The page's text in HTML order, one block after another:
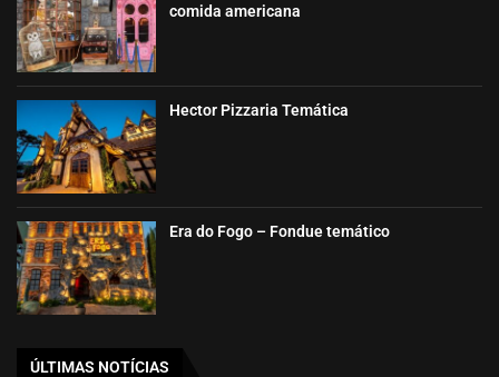
comida americana
Hector Pizzaria Temática
Era do Fogo – Fondue temático
ÚLTIMAS NOTÍCIAS